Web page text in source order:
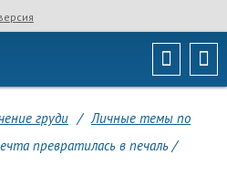
груди / Личные темы по
превратилась в печаль /